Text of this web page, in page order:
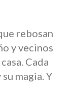
rebosan
y vecinos
Cada
magia. Y